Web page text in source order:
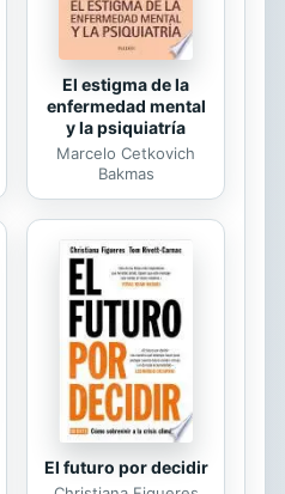
El estigma de la
enfermedad mental
y la psiquiatría
Marcelo Cetkovich
Bakmas
El futuro por decidir